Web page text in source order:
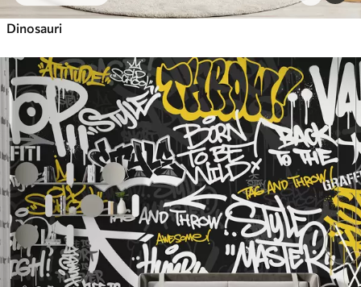
Dinosauri